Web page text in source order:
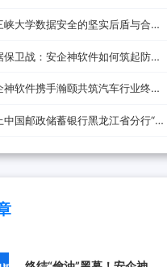
方案大学数据安全的坚实后盾与合作
卫战：安企神软件如何筑起防泄
软件携手瀚颐共筑汽车行业终端
国邮政储蓄银行黑龙江省分行“快
改变？